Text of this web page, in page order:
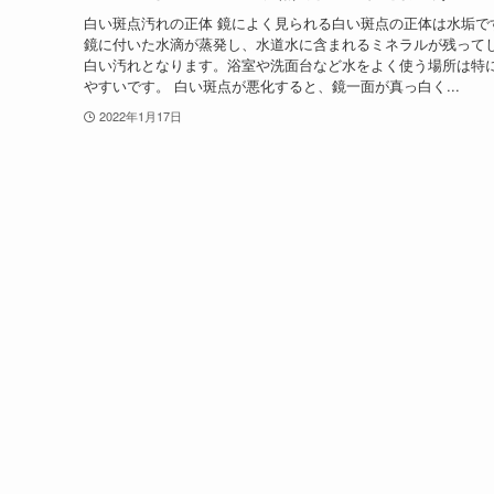
白い斑点汚れの正体 鏡によく見られる白い斑点の正体は水垢で
鏡に付いた水滴が蒸発し、水道水に含まれるミネラルが残って
白い汚れとなります。浴室や洗面台など水をよく使う場所は特
やすいです。 白い斑点が悪化すると、鏡一面が真っ白く...
2022年1月17日